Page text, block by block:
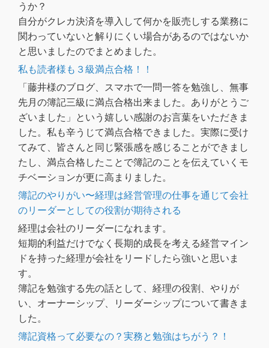
うか？
自分がクレカ決済を導入して何かを販売しする業務に
関わっていないと解りにくい場合があるのではないか
と思いましたのでまとめました。
私も読者様も３級満点合格！！
「藤井様のブログ、スマホで一問一答を勉強し、無事
先月の簿記三級に満点合格出来ました。ありがとうご
ざいました」という嬉しい感謝のお言葉をいただきま
した。私も辛うじて満点合格できました。実際に受け
てみて、皆さんと同じ緊張感を感じることができまし
たし、満点合格したことで簿記のことを伝えていくモ
チベーションが更に高まりました。
簿記のやりがい〜経理は経営管理の仕事を通じて会社
のリーダーとしての役割が期待される
経理は会社のリーダーになれます。
短期的利益だけでなく長期的成長を考える経営マイン
ドを持った経理が会社をリードしたら強いと思いま
す。
簿記を勉強する先の話として、経理の役割、やりが
い、オーナーシップ、リーダーシップについて書きま
した。
簿記資格って必要なの？実務と勉強はちがう？！